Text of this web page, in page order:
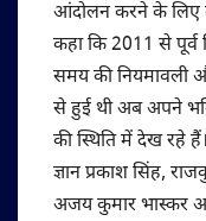
आंदोलन करने के लिए
कहा कि 2011 से पूर्व
समय की नियमावली
से हुई थी अब अपने
की स्थिति में देख रहे
ज्ञान प्रकाश सिंह,
अजय कुमार भास्कर